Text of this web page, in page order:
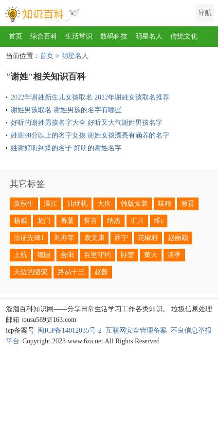
导航
首页 综合百科 生活常识 数码科技 明星名人 传统文化
互联网 健康 影视 美食
运动 游戏 家电 地理
歌曲 动物 植物
当前位置： 首页 > 明星名人
"谢姓"相关知识百科
2022年谢姓新生儿女孩取名 2022年谢姓女孩取名推荐
谢姓男孩取名 谢姓男孩的名字有哪些
好听的谢姓男孩名字大全 好听又大气谢姓男孩名字
姓谢98分以上的名字女孩 谢姓女孩漂亮有涵养的名字
姓谢好听到爆的名子 好听的谢姓名字
其它标签
黄秋生 温江 油烟机 大庆 韩版女装 味精 教育
杨威 龙门 番薯 誓言 纳杰 汇川 维c
法证先锋1 刘亦菲 袁文康 西宁 花椒籽 赵丽颖
上杭 德国 合阳 百里守约 卧室 黄天 淡季
天边的骆驼 路易十三 赵薇
溜溜百科知识网——分享日常生活学习工作各类知识。 垃圾信息处理
邮箱 tousu589@163.com
icp备案号 闽ICP备14012035号-2 互联网安全管理备案 不良信息举报
平台 Copyright 2023 www.6za.net All Rights Reserved